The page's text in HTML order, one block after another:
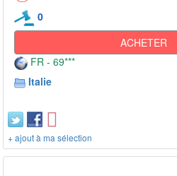
0
ACHETER
FR - 69***
Italie
+ ajout à ma sélection